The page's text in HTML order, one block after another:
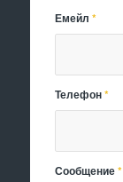
Емейл*
Телефон*
Сообщение*